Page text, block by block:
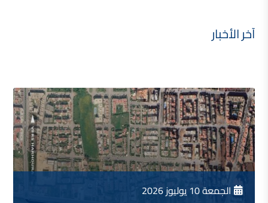
آخر الأخبار
الجمعة 10 يوليوز 2026